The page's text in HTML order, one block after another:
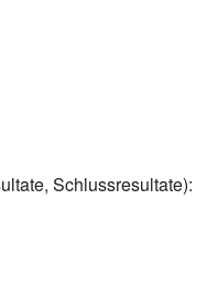
Schlussresultate):